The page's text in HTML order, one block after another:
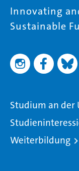
Innovating
Sustainable
Studium an der
Weiterbildung